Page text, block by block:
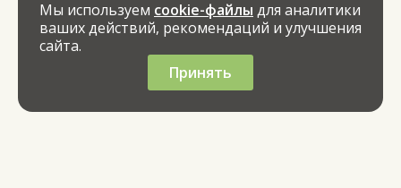
Мы используем cookie-файлы для аналитики
ваших действий, рекомендаций и улучшения
сайта.
Принять